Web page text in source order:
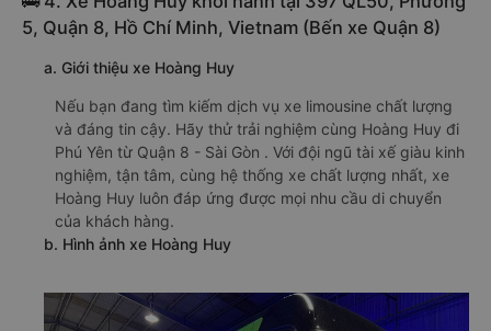
5, Quận 8, Hồ Chí Minh, Vietnam (Bến xe Quận 8)
a. Giới thiệu xe Hoàng Huy
Nếu bạn đang tìm kiếm dịch vụ xe limousine chất lượng
và đáng tin cậy. Hãy thử trải nghiệm cùng Hoàng Huy đi
Phú Yên từ Quận 8 - Sài Gòn . Với đội ngũ tài xế giàu kinh
nghiệm, tận tâm, cùng hệ thống xe chất lượng nhất, xe
Hoàng Huy luôn đáp ứng được mọi nhu cầu di chuyển
của khách hàng.
b. Hình ảnh xe Hoàng Huy